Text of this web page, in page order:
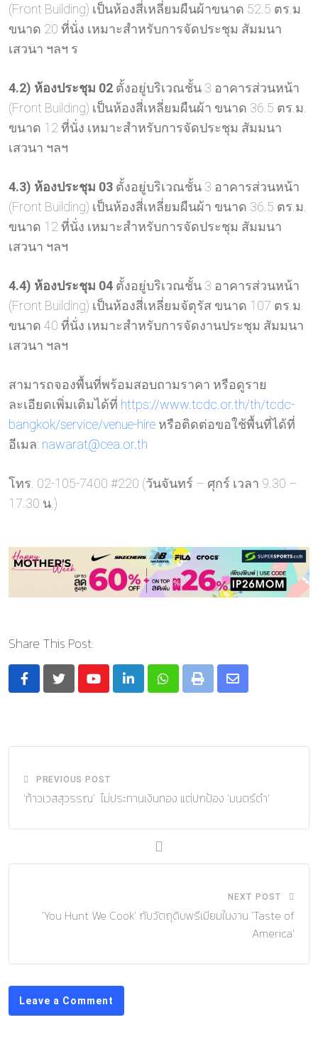
(Front Building) เป็นห้องสี่เหลี่ยมผืนผ้าขนาด 52.5 ตร.ม.
ขนาด 20 ที่นั่ง เหมาะสำหรับการจัดประชุม สัมมนา
เสวนา ฯลฯ ร
4.2) ห้องประชุม 02 ตั้งอยู่บริเวณชั้น 3 อาคารส่วนหน้า
(Front Building) เป็นห้องสี่เหลี่ยมผืนผ้า ขนาด 36.5 ตร.ม.
ขนาด 12 ที่นั่ง เหมาะสำหรับการจัดประชุม สัมมนา
เสวนา ฯลฯ
4.3) ห้องประชุม 03 ตั้งอยู่บริเวณชั้น 3 อาคารส่วนหน้า
(Front Building) เป็นห้องสี่เหลี่ยมผืนผ้า ขนาด 36.5 ตร.ม.
ขนาด 12 ที่นั่ง เหมาะสำหรับการจัดประชุม สัมมนา
เสวนา ฯลฯ
4.4) ห้องประชุม 04 ตั้งอยู่บริเวณชั้น 3 อาคารส่วนหน้า
(Front Building) เป็นห้องสี่เหลี่ยมจัตุรัส ขนาด 107 ตร.ม.
ขนาด 40 ที่นั่ง เหมาะสำหรับการจัดงานประชุม สัมมนา
เสวนา ฯลฯ
สามารถจองพื้นที่พร้อมสอบถามราคา หรือดูราย
ละเอียดเพิ่มเติมได้ที่ https://www.tcdc.or.th/th/tcdc-
bangkok/service/venue-hire หรือติดต่อขอใช้พื้นที่ได้ที่
อีเมล: nawarat@cea.or.th
โทร. 02-105-7400 #220 (วันจันทร์ – ศุกร์ เวลา 9.30 –
17.30 น.)
Share This Post:
YoutubeLinkedInWhatsapp
Print
Share
PREVIOUS POST
‘ท้าวเวสสุวรรณ’ ไม่ประทานเงินทอง แต่ปกป้อง ‘มนตร์ดำ’
NEXT POST
‘You Hunt We Cook’ กับวัตถุดิบพรีเมียมในงาน ‘Taste of
America’
Leave a Comment